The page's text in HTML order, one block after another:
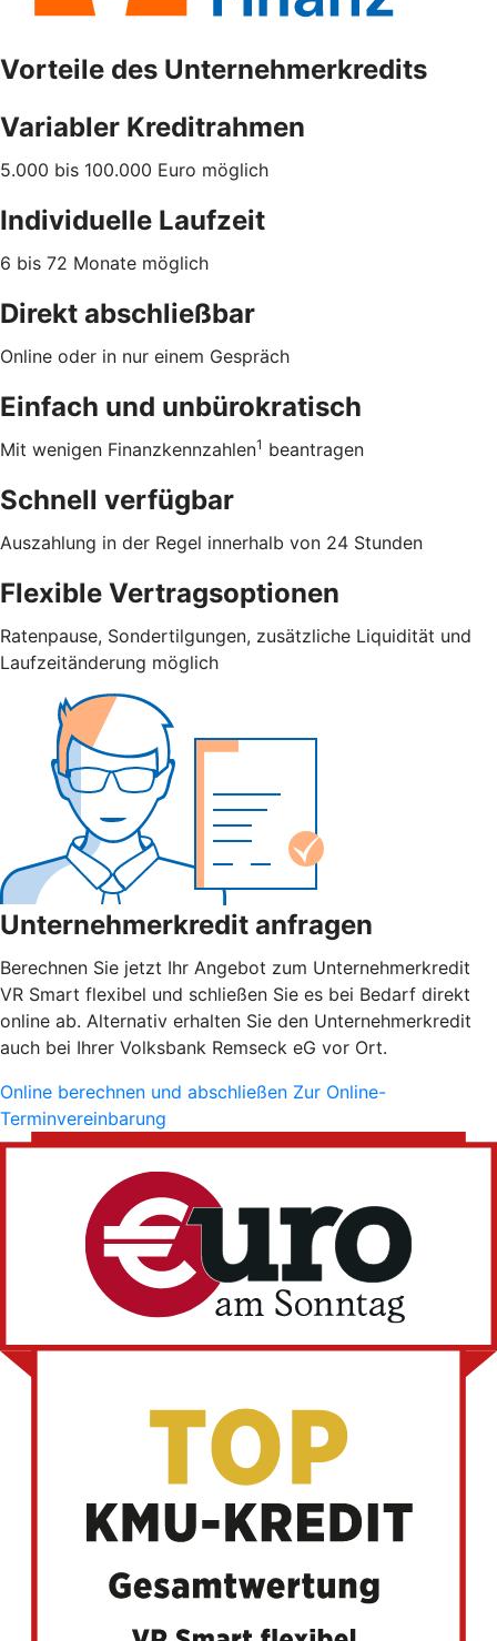
Vorteile des Unternehmerkredits
Variabler Kreditrahmen
5.000 bis 100.000 Euro möglich
Individuelle Laufzeit
6 bis 72 Monate möglich
Direkt abschließbar
Online oder in nur einem Gespräch
Einfach und unbürokratisch
Mit wenigen Finanzkennzahlen1 beantragen
Schnell verfügbar
Auszahlung in der Regel innerhalb von 24 Stunden
Flexible Vertragsoptionen
Ratenpause, Sondertilgungen, zusätzliche Liquidität und
Laufzeitänderung möglich
Unternehmerkredit anfragen
Berechnen Sie jetzt Ihr Angebot zum Unternehmerkredit
VR Smart flexibel und schließen Sie es bei Bedarf direkt
online ab. Alternativ erhalten Sie den Unternehmerkredit
auch bei Ihrer Volksbank Remseck eG vor Ort.
Online berechnen und abschließen Zur Online-
Terminvereinbarung